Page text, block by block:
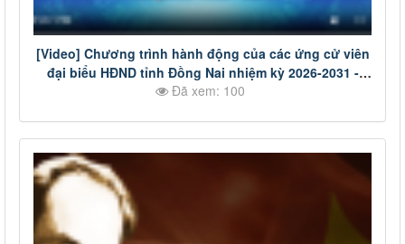
[Video] Chương trình hành động của các ứng cử viên
đại biểu HĐND tỉnh Đồng Nai nhiệm kỳ 2026-2031 -
Đơn vị bầu cử số 10
Đã xem: 100